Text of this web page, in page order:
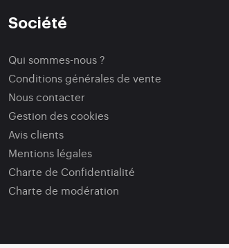
Société
Qui sommes-nous ?
Conditions générales de vente
Nous contacter
Gestion des cookies
Avis clients
Mentions légales
Charte de Confidentialité
Charte de modération